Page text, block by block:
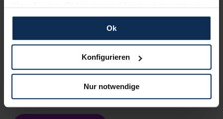
und erlauben uns Cookies für unseren Service zu
verwenden und diese Daten an Dritte weiterzugeben,
etwa an unsere Marketingpartner. Falls Sie dem nicht
zustimmen möchten, beschränken wir uns auf die
dann nicht auf Sie zuschneiden und Sie somit nicht
perfekt auf dem Weg zu Ihrem Neuwagen unterstützen.
Sie können die Einstellungen jederzeit anpassen oder
widerrufen.
Ok
Konfigurieren
Nur notwendige
Mercedes-AMG S-Klasse: Manufaktur-Paket
mit exklusiven Farben
Die Mercedes-AMG S-Klasse kommt künftig mit mehr
Individualität und Exklusivität daher. Das Manufaktur
Interieur-Paket beinhaltet unter anderem exklusive Farben.